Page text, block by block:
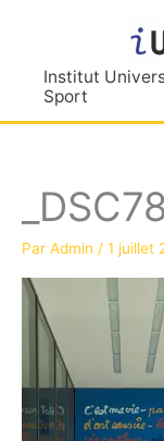
contenuInstitut
Sport
Par Admin / 1 juillet